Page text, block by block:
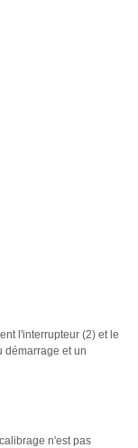
l'interrupteur (2) et le
démarrage et un
n'est pas